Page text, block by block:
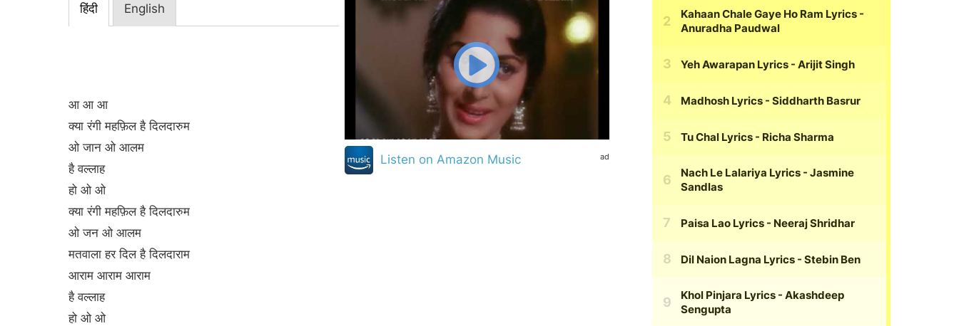
हिंदी English
आ आ आ
क्या रंगी महफ़िल है दिलदारुम
ओ जान ओ आलम
है वल्लाह
हो ओ ओ
क्या रंगी महफ़िल है दिलदारुम
ओ जन ओ आलम
मतवाला हर दिल है दिलदाराम
आराम आराम आराम
है वल्लाह
हो ओ ओ
ad
Listen on Amazon Music
Kahaan Chale Gaye Ho Ram Lyrics -
Anuradha Paudwal
Yeh Awarapan Lyrics - Arijit Singh
Madhosh Lyrics - Siddharth Basrur
Tu Chal Lyrics - Richa Sharma
Nach Le Lalariya Lyrics - Jasmine
Sandlas
Paisa Lao Lyrics - Neeraj Shridhar
Dil Naion Lagna Lyrics - Stebin Ben
Khol Pinjara Lyrics - Akashdeep
Sengupta